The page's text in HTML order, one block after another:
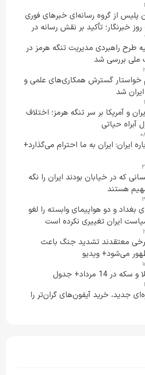
پلیس از گروه رسانه‌ای خبرهای فوری
خبرنگار؛ تأکید بر نقش رسانه در
عمومی
طرح راهبردی مدیریت تنگه هرمز در
ملی بررسی شد
گسترش همکاری‌های علمی و
شد
و آمریکا بر سر تنگه هرمز؛ اختلاف
آبراه حیاتی
ایران: ایران به ما احترام می‌گذارد+
که در خیابان بودند ایران را نگه
هستند
بغداد و دو هواپیمای وابسته را لغو
ایران تغییری نکرده است
معتقدند تشدید جنگ باعث
می‌شود+ ویدیو
مرداد+ جدول
جدید، خرید آیفون‌های گران‌تر را